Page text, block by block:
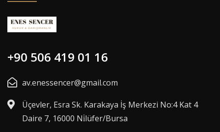
+90 506 419 01 16
av.enessencer@gmail.com
Üçevler, Esra Sk. Karakaya İş Merkezi No:4 Kat 4
Daire 7, 16000 Ni̇lüfer/Bursa